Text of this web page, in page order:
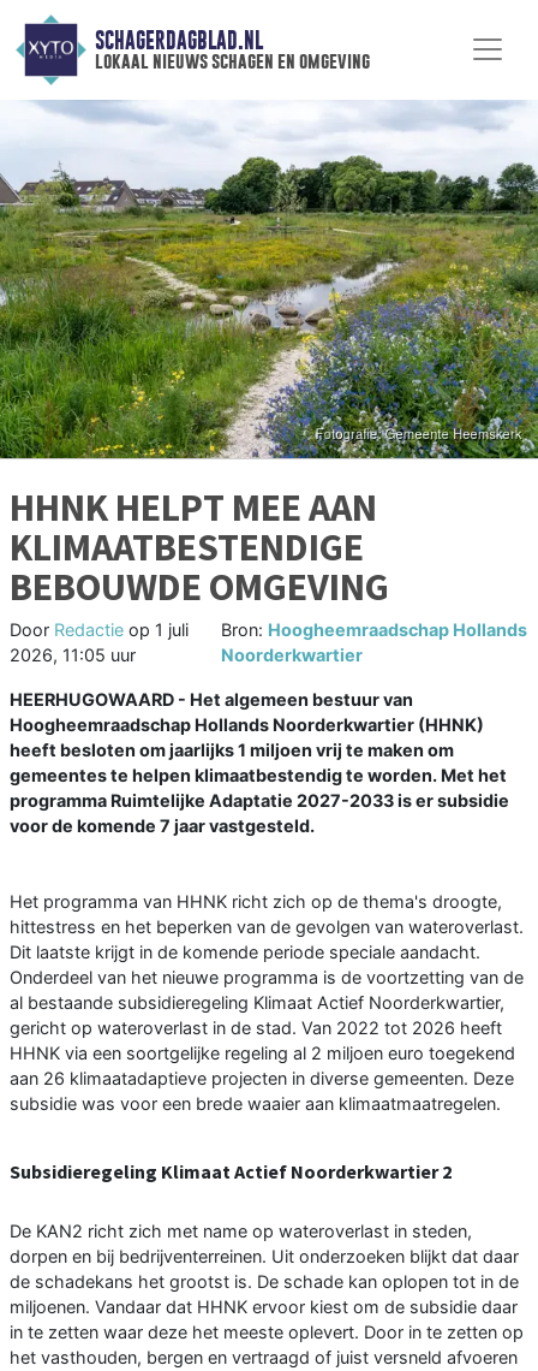
SCHAGERDAGBLAD.NL
lokaal nieuws schagen en omgeving
HHNK HELPT MEE AAN
KLIMAATBESTENDIGE
BEBOUWDE OMGEVING
Door Redactie op 1 juli
2026, 11:05 uur
Bron: Hoogheemraadschap Hollands
Noorderkwartier
HEERHUGOWAARD - Het algemeen bestuur van
Hoogheemraadschap Hollands Noorderkwartier (HHNK)
heeft besloten om jaarlijks 1 miljoen vrij te maken om
gemeentes te helpen klimaatbestendig te worden. Met het
programma Ruimtelijke Adaptatie 2027-2033 is er subsidie
voor de komende 7 jaar vastgesteld.
Het programma van HHNK richt zich op de thema's droogte,
hittestress en het beperken van de gevolgen van wateroverlast.
Dit laatste krijgt in de komende periode speciale aandacht.
Onderdeel van het nieuwe programma is de voortzetting van de
al bestaande subsidieregeling Klimaat Actief Noorderkwartier,
gericht op wateroverlast in de stad. Van 2022 tot 2026 heeft
HHNK via een soortgelijke regeling al 2 miljoen euro toegekend
aan 26 klimaatadaptieve projecten in diverse gemeenten. Deze
subsidie was voor een brede waaier aan klimaatmaatregelen.
Subsidieregeling Klimaat Actief Noorderkwartier 2
De KAN2 richt zich met name op wateroverlast in steden,
dorpen en bij bedrijventerreinen. Uit onderzoeken blijkt dat daar
de schadekans het grootst is. De schade kan oplopen tot in de
miljoenen. Vandaar dat HHNK ervoor kiest om de subsidie daar
in te zetten waar deze het meeste oplevert. Door in te zetten op
het vasthouden, bergen en vertraagd of juist versneld afvoeren